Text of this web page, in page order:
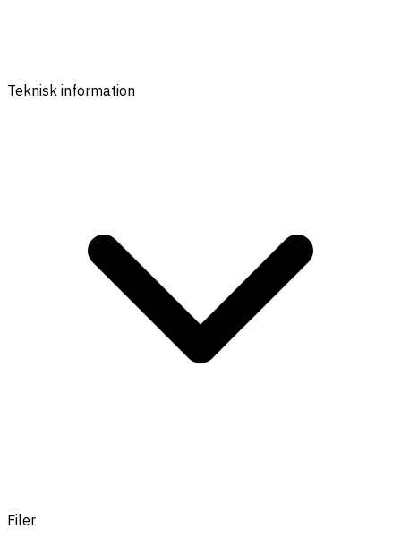
Teknisk information
Filer